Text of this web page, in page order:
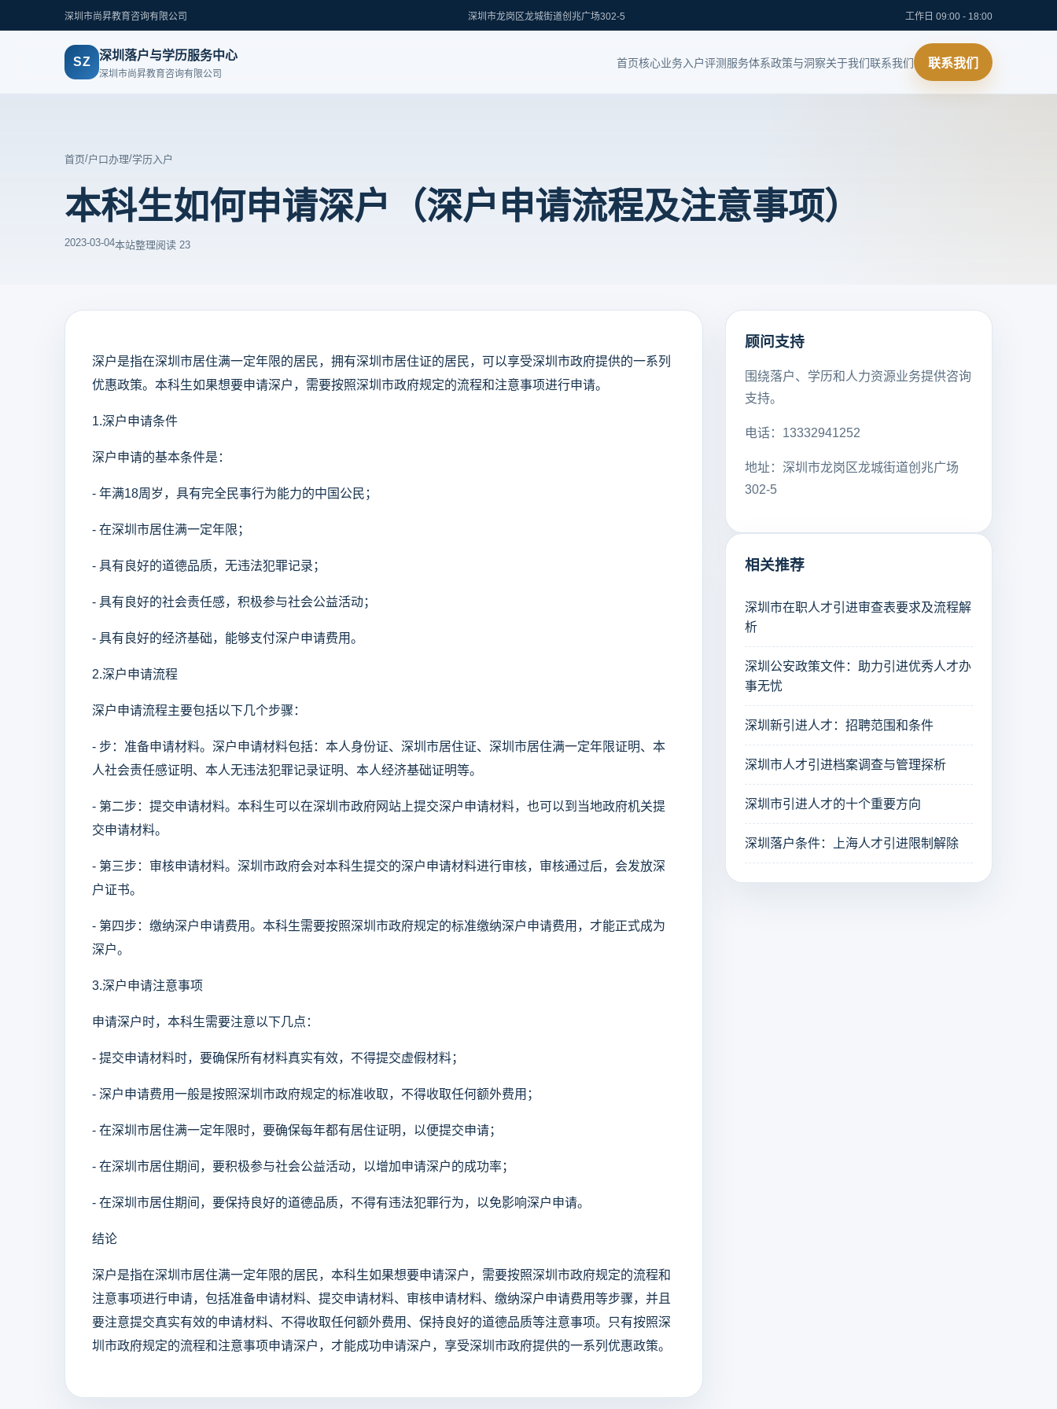
深圳市尚昇教育咨询有限公司 深圳市龙岗区龙城街道创兆广场302-5 工作日 09:00 - 18:00
SZ 深圳落户与学历服务中心
深圳市尚昇教育咨询有限公司
首页核心业务入户评测 服务体系政策与洞察关于我们联系我们 联系我们
首页/户口办理/学历入户
本科生如何申请深户（深户申请流程及注意事项）
2023-03-04本站整理阅读 23
深户是指在深圳市居住满一定年限的居民，拥有深圳市居住证的居民，可以享受深圳市政府提供的一系列
优惠政策。本科生如果想要申请深户，需要按照深圳市政府规定的流程和注意事项进行申请。
1.深户申请条件
深户申请的基本条件是：
- 年满18周岁，具有完全民事行为能力的中国公民；
- 在深圳市居住满一定年限；
- 具有良好的道德品质，无违法犯罪记录；
- 具有良好的社会责任感，积极参与社会公益活动；
- 具有良好的经济基础，能够支付深户申请费用。
2.深户申请流程
深户申请流程主要包括以下几个步骤：
- 步：准备申请材料。深户申请材料包括：本人身份证、深圳市居住证、深圳市居住满一定年限证明、本
人社会责任感证明、本人无违法犯罪记录证明、本人经济基础证明等。
- 第二步：提交申请材料。本科生可以在深圳市政府网站上提交深户申请材料，也可以到当地政府机关提
交申请材料。
- 第三步：审核申请材料。深圳市政府会对本科生提交的深户申请材料进行审核，审核通过后，会发放深
户证书。
- 第四步：缴纳深户申请费用。本科生需要按照深圳市政府规定的标准缴纳深户申请费用，才能正式成为
深户。
3.深户申请注意事项
申请深户时，本科生需要注意以下几点：
- 提交申请材料时，要确保所有材料真实有效，不得提交虚假材料；
- 深户申请费用一般是按照深圳市政府规定的标准收取，不得收取任何额外费用；
- 在深圳市居住满一定年限时，要确保每年都有居住证明，以便提交申请；
- 在深圳市居住期间，要积极参与社会公益活动，以增加申请深户的成功率；
- 在深圳市居住期间，要保持良好的道德品质，不得有违法犯罪行为，以免影响深户申请。
结论
深户是指在深圳市居住满一定年限的居民，本科生如果想要申请深户，需要按照深圳市政府规定的流程和
注意事项进行申请，包括准备申请材料、提交申请材料、审核申请材料、缴纳深户申请费用等步骤，并且
要注意提交真实有效的申请材料、不得收取任何额外费用、保持良好的道德品质等注意事项。只有按照深
圳市政府规定的流程和注意事项申请深户，才能成功申请深户，享受深圳市政府提供的一系列优惠政策。
顾问支持
围绕落户、学历和人力资源业务提供咨询
支持。
电话：13332941252
地址：深圳市龙岗区龙城街道创兆广场
302-5
相关推荐
深圳市在职人才引进审查表要求及流程解
析
深圳公安政策文件：助力引进优秀人才办
事无忧
深圳新引进人才：招聘范围和条件
深圳市人才引进档案调查与管理探析
深圳市引进人才的十个重要方向
深圳落户条件：上海人才引进限制解除